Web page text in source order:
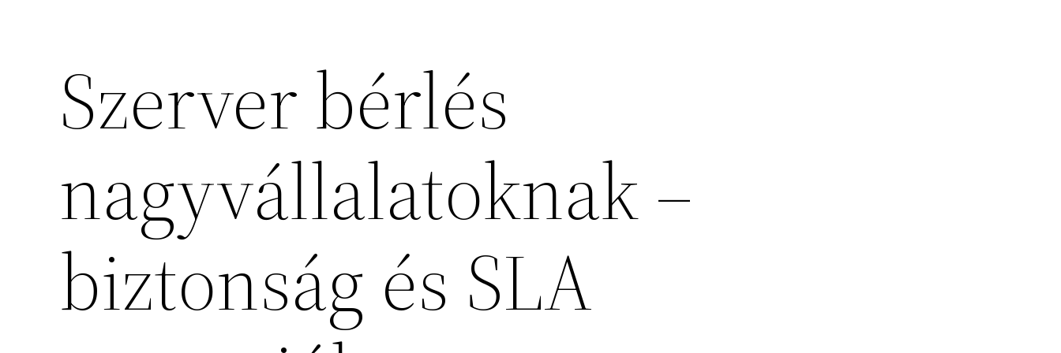
Szerver bérlés
nagyvállalatoknak –
biztonság és SLA